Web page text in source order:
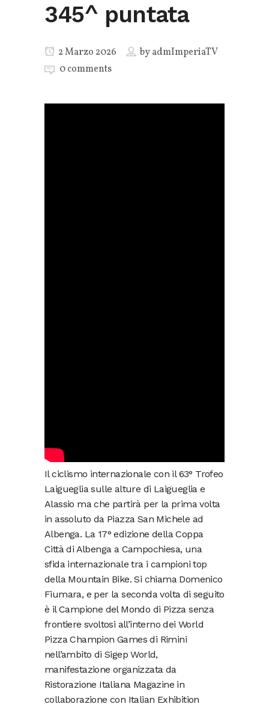
345^ puntata
2 Marzo 2026 byadmImperiaTV
0 comments
Il ciclismo internazionale con il 63° Trofeo
Laigueglia sulle alture di Laigueglia e
Alassio ma che partirà per la prima volta
in assoluto da Piazza San Michele ad
Albenga. La 17° edizione della Coppa
Città di Albenga a Campochiesa, una
sfida internazionale tra i campioni top
della Mountain Bike. Si chiama Domenico
Fiumara, e per la seconda volta di seguito
è il Campione del Mondo di Pizza senza
frontiere svoltosi all’interno dei World
Pizza Champion Games di Rimini
nell’ambito di Sigep World,
manifestazione organizzata da
Ristorazione Italiana Magazine in
collaborazione con Italian Exhibition